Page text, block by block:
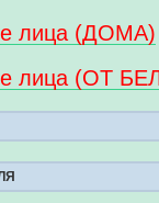
лица (ДОМА)
лица (ОТ